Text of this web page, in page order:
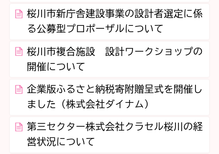
桜川市新庁舎建設事業の設計者選定に係
る公募型プロポーザルについて
桜川市複合施設 設計ワークショップの
開催について
企業版ふるさと納税寄附贈呈式を開催し
ました（株式会社ダイナム）
第三セクター株式会社クラセル桜川の経
営状況について